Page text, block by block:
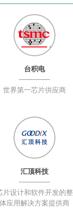
台积电
世界第一芯片供应商
汇顶科技
片设计和软件开发的整
体应用解决方案提供商